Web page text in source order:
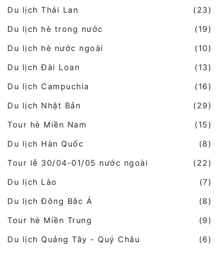
Du lịch Thái Lan
(23)
Du lịch hè trong nước
(19)
Du lịch hè nước ngoài
(10)
Du lịch Đài Loan
(13)
Du lịch Campuchia
(16)
Du lịch Nhật Bản
(29)
Tour hè Miền Nam
(15)
Du lịch Hàn Quốc
(8)
Tour lễ 30/04-01/05 nước ngoài
(22)
Du lịch Lào
(7)
Du lịch Đông Bắc Á
(8)
Tour hè Miền Trung
(9)
Du lịch Quảng Tây - Quý Châu
(6)